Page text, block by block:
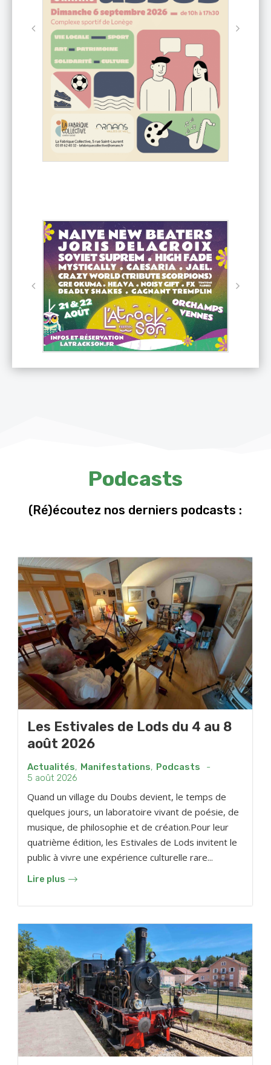
Podcasts
(Ré)écoutez nos derniers podcasts :
Les Estivales de Lods du 4 au 8
août 2026
Actualités, Manifestations, Podcasts
-
5 août 2026
Quand un village du Doubs devient, le temps de
quelques jours, un laboratoire vivant de poésie, de
musique, de philosophie et de création.Pour leur
quatrième édition, les Estivales de Lods invitent le
public à vivre une expérience culturelle rare...
Lire plus